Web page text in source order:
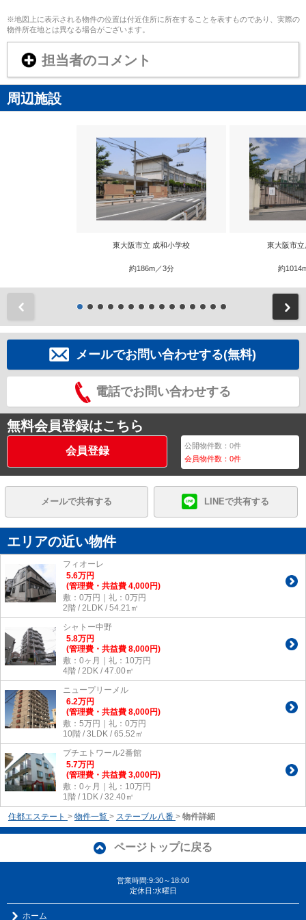
※地図上に表示される物件の位置は付近住所に所在することを表すものであり、実際の
物件所在地とは異なる場合がございます。
担当者のコメント
周辺施設
東大阪市立 成和小学校
約186m／3分
東大阪市
約
メールでお問い合わせする(無料)
電話でお問い合わせする
無料会員登録はこちら
会員登録 公開物件数：0件
会員物件数：0件
メールで共有する LINEで共有する
エリアの近い物件
フィオーレ
5.6万円
(管理費・共益費 4,000円)
敷：0万円｜礼：0万円
2階 / 2LDK / 54.21㎡
シャトー中野
5.8万円
(管理費・共益費 8,000円)
敷：0ヶ月｜礼：10万円
4階 / 2DK / 47.00㎡
ニュープリーメル
6.2万円
(管理費・共益費 8,000円)
敷：5万円｜礼：0万円
10階 / 3LDK / 65.52㎡
プチエトワール2番館
5.7万円
(管理費・共益費 3,000円)
敷：0ヶ月｜礼：10万円
1階 / 1DK / 32.40㎡
住都エステート > 物件一覧 > ステーブル八番 > 物件詳細
ページトップに戻る
営業時間:9:30～18:00
定休日:水曜日
ホーム